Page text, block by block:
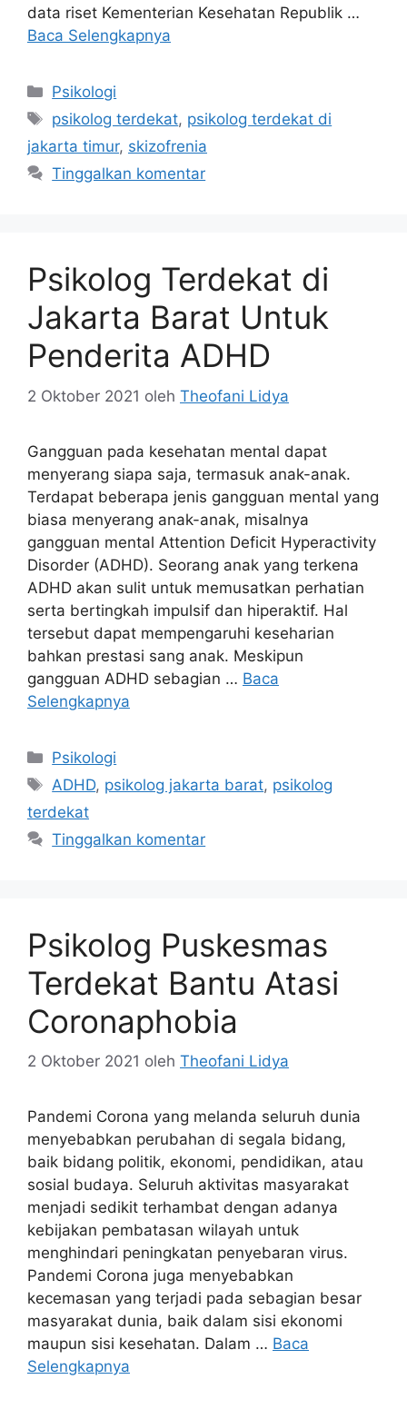
data riset Kementerian Kesehatan Republik …
Baca Selengkapnya
Kategori
Psikologi
Tag
psikolog terdekat, psikolog terdekat di
jakarta timur, skizofrenia
Tinggalkan komentar
Psikolog Terdekat di
Jakarta Barat Untuk
Penderita ADHD
2 Oktober 2021 oleh Theofani Lidya
Gangguan pada kesehatan mental dapat
menyerang siapa saja, termasuk anak-anak.
Terdapat beberapa jenis gangguan mental yang
biasa menyerang anak-anak, misalnya
gangguan mental Attention Deficit Hyperactivity
Disorder (ADHD). Seorang anak yang terkena
ADHD akan sulit untuk memusatkan perhatian
serta bertingkah impulsif dan hiperaktif. Hal
tersebut dapat mempengaruhi keseharian
bahkan prestasi sang anak. Meskipun
gangguan ADHD sebagian … Baca
Selengkapnya
Kategori
Psikologi
Tag
ADHD, psikolog jakarta barat, psikolog
terdekat
Tinggalkan komentar
Psikolog Puskesmas
Terdekat Bantu Atasi
Coronaphobia
2 Oktober 2021 oleh Theofani Lidya
Pandemi Corona yang melanda seluruh dunia
menyebabkan perubahan di segala bidang,
baik bidang politik, ekonomi, pendidikan, atau
sosial budaya. Seluruh aktivitas masyarakat
menjadi sedikit terhambat dengan adanya
kebijakan pembatasan wilayah untuk
menghindari peningkatan penyebaran virus.
Pandemi Corona juga menyebabkan
kecemasan yang terjadi pada sebagian besar
masyarakat dunia, baik dalam sisi ekonomi
maupun sisi kesehatan. Dalam … Baca
Selengkapnya